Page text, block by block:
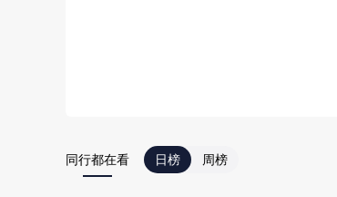
同行都在看 日榜 周榜